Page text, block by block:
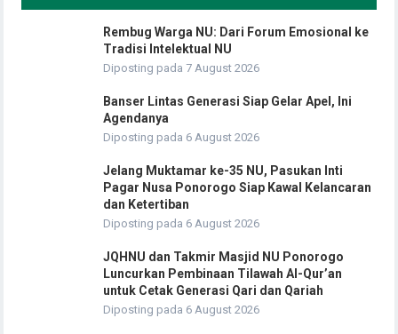
Rembug Warga NU: Dari Forum Emosional ke
Tradisi Intelektual NU
Diposting pada 7 August 2026
Banser Lintas Generasi Siap Gelar Apel, Ini
Agendanya
Diposting pada 6 August 2026
Jelang Muktamar ke-35 NU, Pasukan Inti
Pagar Nusa Ponorogo Siap Kawal Kelancaran
dan Ketertiban
Diposting pada 6 August 2026
JQHNU dan Takmir Masjid NU Ponorogo
Luncurkan Pembinaan Tilawah Al-Qur’an
untuk Cetak Generasi Qari dan Qariah
Diposting pada 6 August 2026